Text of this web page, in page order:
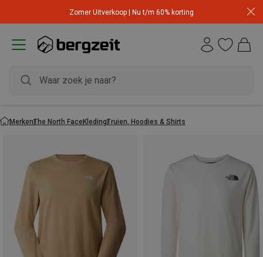
Zomer Uitverkoop | Nu t/m 60% korting
MerkenThe North FaceKledingTruien, Hoodies & Shirts